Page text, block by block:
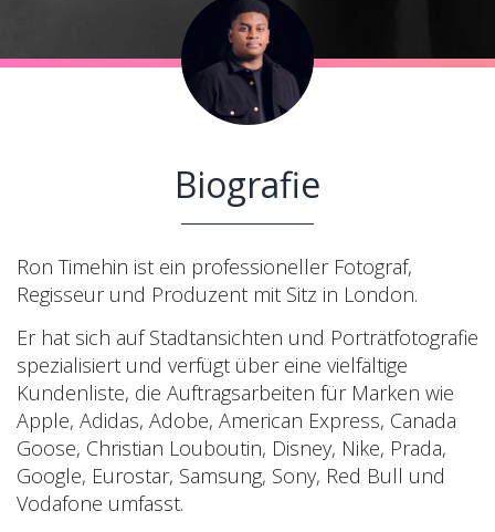
Biografie
Ron Timehin ist ein professioneller Fotograf,
Regisseur und Produzent mit Sitz in London.
Er hat sich auf Stadtansichten und Porträtfotografie
spezialisiert und verfügt über eine vielfältige
Kundenliste, die Auftragsarbeiten für Marken wie
Apple, Adidas, Adobe, American Express, Canada
Goose, Christian Louboutin, Disney, Nike, Prada,
Google, Eurostar, Samsung, Sony, Red Bull und
Vodafone umfasst.